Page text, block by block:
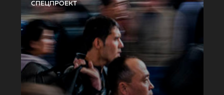
СПЕЦПРОЕКТ